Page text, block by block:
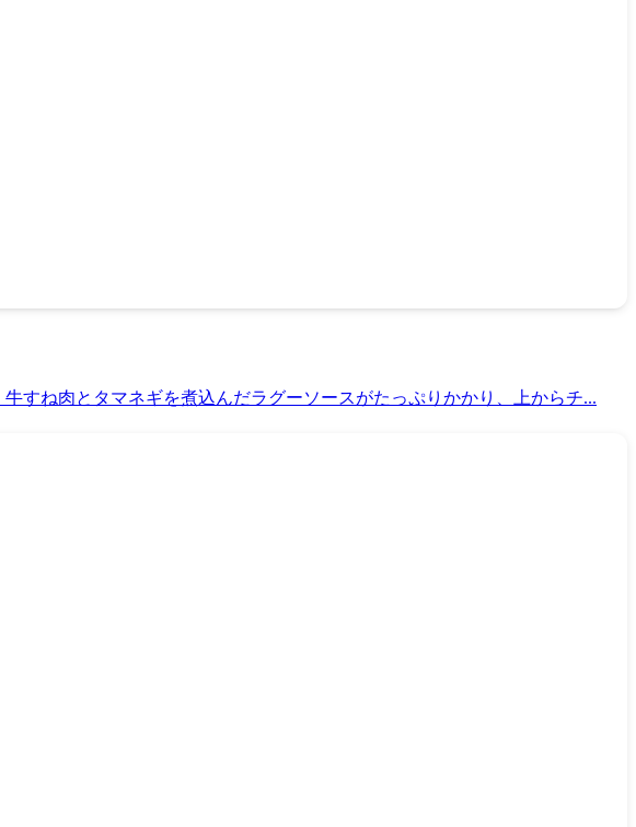
すね肉とタマネギを煮込んだラグーソースがたっぷりかかり、上からチ...